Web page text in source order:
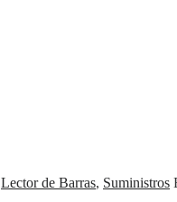
Lector de Barras, Suministros